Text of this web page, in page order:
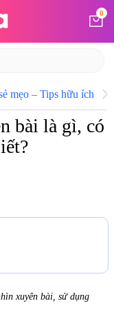
0
mẹo – Tips hữu ích
bài là gì, có
xuyên bài, sử dụng